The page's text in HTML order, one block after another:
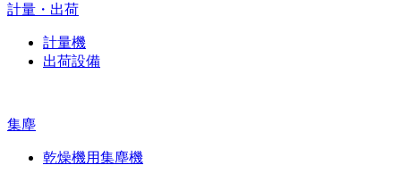
計量・出荷
計量機
出荷設備
集塵
乾燥機用集塵機